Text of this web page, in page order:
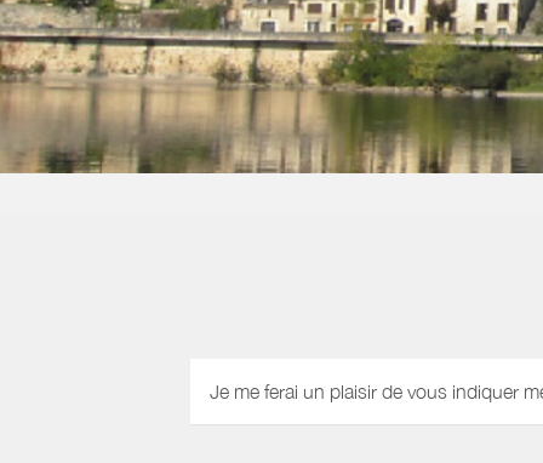
Je me ferai un plaisir de vous indiquer